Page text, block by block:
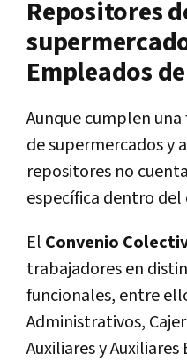
Repositores
Empleados
Aunque cumplen
de supermercados y
repositores no
específica dentro del
El Convenio
trabajadores en
funcionales, entre
Administrativos,
Auxiliares y